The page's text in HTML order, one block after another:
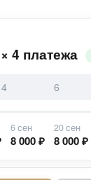
× 4 платежа
4 6
6 сен
8 000 ₽
20 сен
8 000 ₽